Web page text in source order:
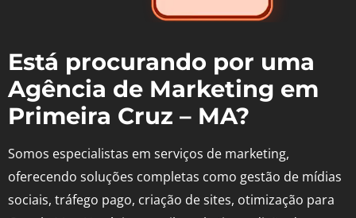
Está procurando por uma
Agência de Marketing em
Primeira Cruz – MA?
Somos especialistas em serviços de marketing,
oferecendo soluções completas como gestão de mídias
sociais, tráfego pago, criação de sites, otimização para